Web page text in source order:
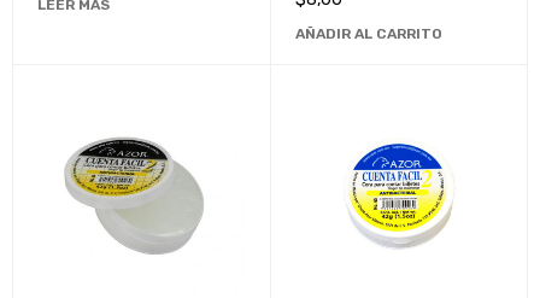
LEER MÁS
4.00de
AÑADIR AL CARRITO